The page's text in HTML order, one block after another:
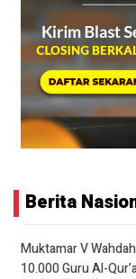
Berita
Muktamar V
10.000 Guru Al-